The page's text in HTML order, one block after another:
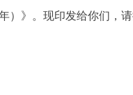
）》。现印发给你们，